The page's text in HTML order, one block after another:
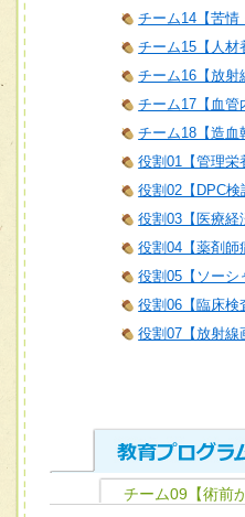
チーム14【苦情
チーム15【人材
チーム16【放射
チーム17【血管
チーム18【造血
役割01【管理栄
役割02【DPC検
役割03【医療経
役割04【薬剤師
役割05【ソーシ
役割06【臨床検
役割07【放射線
チーム09【術前